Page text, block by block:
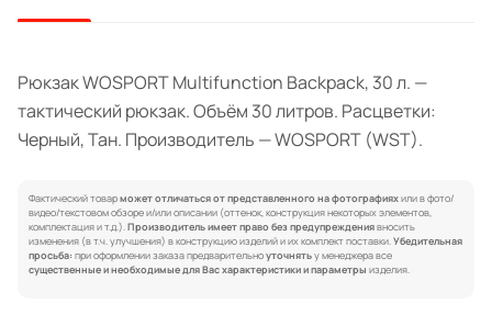
Рюкзак WOSPORT Multifunction Backpack, 30 л. —
тактический рюкзак. Объём 30 литров. Расцветки:
Черный, Тан. Производитель — WOSPORT (WST).
Фактический товарможет отличаться от представленного на фотографияхили в фото/
видео/текстовом обзоре и/или описании (оттенок, конструкция некоторых элементов,
комплектация и т.д.).Производитель имеет право без предупреждениявносить
изменения (в т.ч. улучшения) в конструкцию изделий и их комплект поставки.Убедительная
просьба: при оформлении заказа предварительноуточнятьу менеджера все
существенные и необходимые для Вас характеристики и параметры изделия.